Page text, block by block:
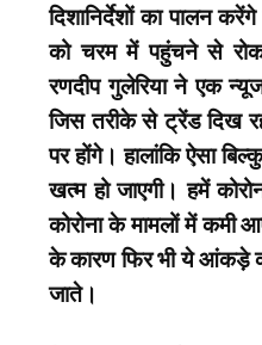
दिशानिर्देशों का पालन
को चरम में पहुंचने से
रणदीप गुलेरिया ने एक
जिस तरीके से ट्रेंड दिख
पर होंगे। हालांकि ऐसा
खत्म हो जाएगी। हमें
कोरोना के मामलों में कमी
के कारण फिर भी ये आंकड़े
जाते।